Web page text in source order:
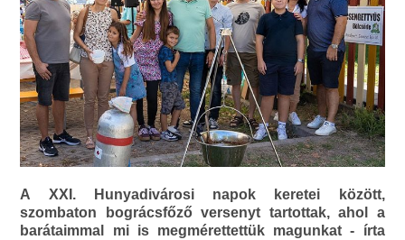
A XXI. Hunyadivárosi napok keretei között,
szombaton bográcsfőző versenyt tartottak, ahol a
barátaimmal mi is megmérettettük magunkat - írta